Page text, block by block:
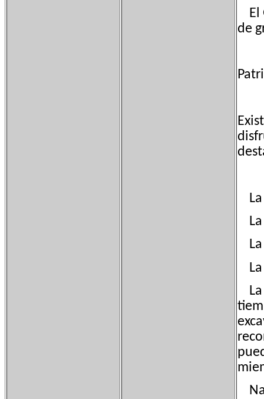
El
de
La
La
La
La
La